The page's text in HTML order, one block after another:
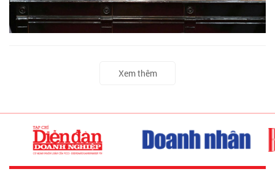
Xem thêm